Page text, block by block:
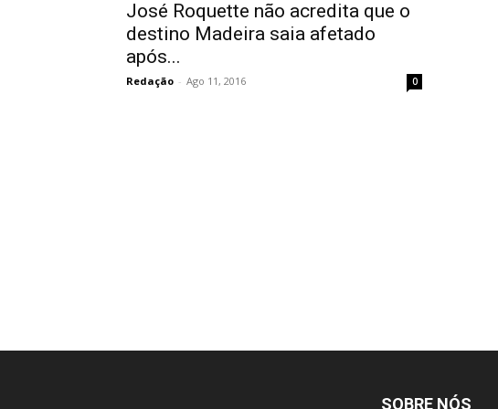
José Roquette não acredita que o
destino Madeira saia afetado
após...
Redação - Ago 11, 2016 0
SOBRE NÓS